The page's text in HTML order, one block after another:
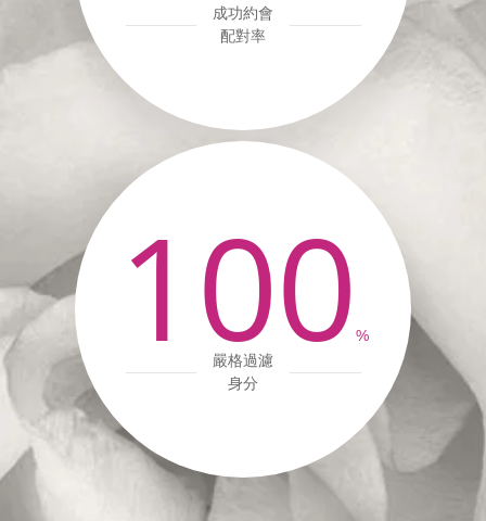
成功約會
配對率
100 %
嚴格過濾
身分